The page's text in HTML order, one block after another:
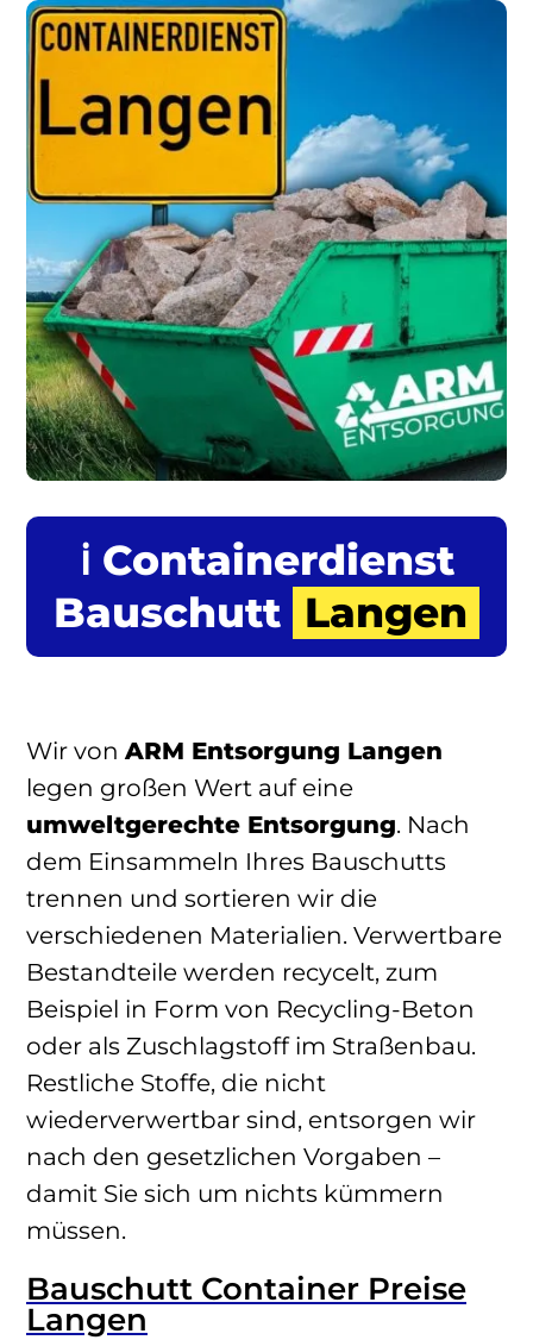
ℹ️ Containerdienst
Bauschutt Langen
Wir von ARM Entsorgung Langen
legen großen Wert auf eine
umweltgerechte Entsorgung. Nach
dem Einsammeln Ihres Bauschutts
trennen und sortieren wir die
verschiedenen Materialien. Verwertbare
Bestandteile werden recycelt, zum
Beispiel in Form von Recycling-Beton
oder als Zuschlagstoff im Straßenbau.
Restliche Stoffe, die nicht
wiederverwertbar sind, entsorgen wir
nach den gesetzlichen Vorgaben –
damit Sie sich um nichts kümmern
müssen.
Bauschutt Container Preise
Langen